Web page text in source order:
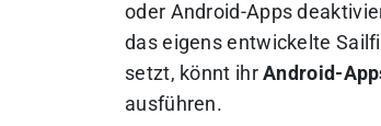
oder Android-Apps
das eigens entwickelte
setzt, könnt ihrAndroid-
ausführen.